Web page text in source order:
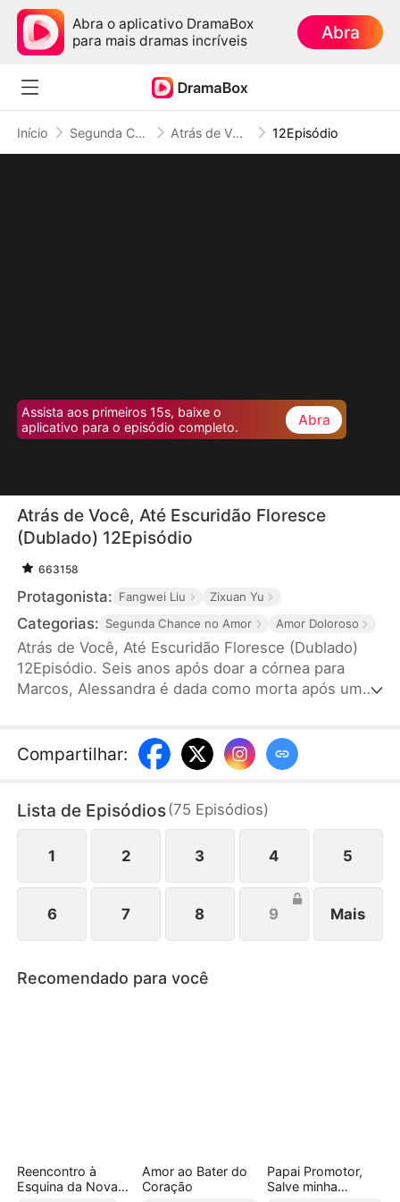
Abra o aplicativo DramaBox
para mais dramas incríveis
Abra
Início Segunda Chance no Amor Atrás de Você, Até Escuridão Floresce (Dublado) 12Episódio
Assista aos primeiros 15s, baixe o
aplicativo para o episódio completo.
Abra
Atrás de Você, Até Escuridão Floresce
(Dublado) 12Episódio
663158
Protagonista: Fangwei Liu Zixuan Yu
Categorias: Segunda Chance no Amor Amor Doloroso
Atrás de Você, Até Escuridão Floresce (Dublado)
12Episódio. Seis anos após doar a córnea para
Marcos, Alessandra é dada como morta após uma
que a menina é sua filha biológica. Quando a
verdade vem à tona, já é tarde demais. Tudo o que
Compartilhar:
Lista de Episódios(75 Episódios)
1 2 3 4 5
6 7 8 9 Mais
Recomendado para você
Reencontro à
Esquina da Nova
Amor ao Bater do
Coração
Papai Promotor,
Salve minha